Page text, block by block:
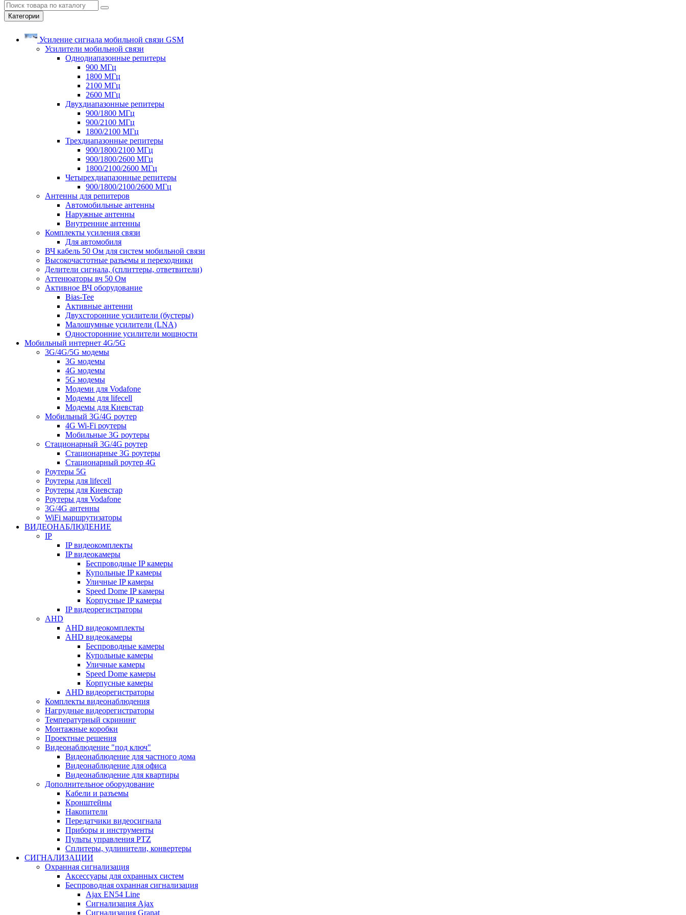
Категории
Усиление сигнала мобильной связи GSM
Усилители мобильной связи
Однодиапазонные репитеры
900 МГц
1800 МГц
2100 МГц
2600 МГц
Двухдиапазонные репитеры
900/1800 МГц
900/2100 МГц
1800/2100 МГц
Трехдиапазонные репитеры
900/1800/2100 МГц
900/1800/2600 МГц
1800/2100/2600 МГц
Четырехдиапазонные репитеры
900/1800/2100/2600 МГц
Антенны для репитеров
Автомобильные антенны
Наружные антенны
Внутренние антенны
Комплекты усиления связи
Для автомобиля
ВЧ кабель 50 Ом для систем мобильной связи
Высокочастотные разъемы и переходники
Делители сигнала, (сплиттеры, ответвители)
Аттенюаторы вч 50 Ом
Активное ВЧ оборудование
Bias-Tee
Активные антенни
Двухсторонние усилители (бустеры)
Малошумные усилители (LNA)
Односторонние усилители мощности
Мобильный интернет 4G/5G
3G/4G/5G модемы
3G модемы
4G модемы
5G модемы
Модеми для Vodafone
Модемы для lifecell
Модемы для Киевстар
Мобильный 3G/4G роутер
4G Wi-Fi роутеры
Мобильные 3G роутеры
Стационарный 3G/4G роутер
Стационарные 3G роутеры
Стационарный роутер 4G
Роутеры 5G
Роутеры для lifecell
Роутеры для Киевстар
Роутеры для Vodafone
3G/4G антенны
WiFi маршрутизаторы
ВИДЕОНАБЛЮДЕНИЕ
IP
IP видеокомплекты
IP видеокамеры
Беспроводные IP камеры
Купольные IP камеры
Уличные IP камеры
Speed Dome IP камеры
Корпусные IP камеры
IP видеорегистраторы
AHD
AHD видеокомплекты
AHD видеокамеры
Беспроводные камеры
Купольные камеры
Уличные камеры
Speed Dome камеры
Корпусные камеры
AHD видеорегистраторы
Комплекты видеонаблюдения
Нагрудные видеорегистраторы
Температурный скрининг
Монтажные коробки
Проектные решения
Видеонаблюдение "под ключ"
Видеонаблюдение для частного дома
Видеонаблюдение для офиса
Видеонаблюдение для квартиры
Дополнительное оборудование
Кабели и разъемы
Кронштейны
Накопители
Передатчики видеосигнала
Приборы и инструменты
Пульты управления PTZ
Сплитеры, удлинители, конвертеры
СИГНАЛИЗАЦИИ
Охранная сигнализация
Аксессуары для охранных систем
Беспроводная охранная сигнализация
Ajax EN54 Line
Сигнализация Ajax
Сигнализация Granat